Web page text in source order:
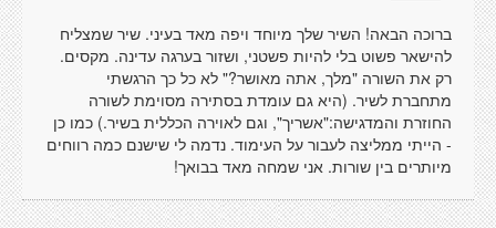
ברוכה הבאה! השיר שלך מיוחד ויפה מאד בעיני. שיר שמצליח
להישאר פשוט בלי להיות פשטני, ושזור בערגה עדינה. מקסים.
רק את השורה "מלך, אתה מאושר?" לא כל כך הרגשתי
מתחברת לשיר. (היא גם עומדת בסתירה מסוימת לשורה
החוזרת והמדגישה:"אשריך", וגם לאוירה הכללית בשיר.) כמו כן
- הייתי ממליצה לעבור על העימוד. נדמה לי שישנם כמה רווחים
מיותרים בין שורות. אני שמחה מאד בבואך!